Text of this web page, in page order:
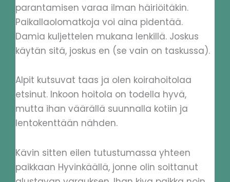
parantamisen varaa ilman häiriöitäkin.
Paikallaolomatkoja voi aina pidentää.
Damia kuljettelen mukana lenkillä. Joskus
käytän sitä, joskus en (se vain on taskussa).
Alpit kutsuvat taas ja olen koirahoitolaa
etsinut. Inkoon hoitola on todella hyvä,
mutta ihan väärällä suunnalla kotiin ja
lentokenttään nähden.
Kävin sitten eilen tutustumassa yhteen
paikkaan Hyvinkäällä, jonne olin soittanut